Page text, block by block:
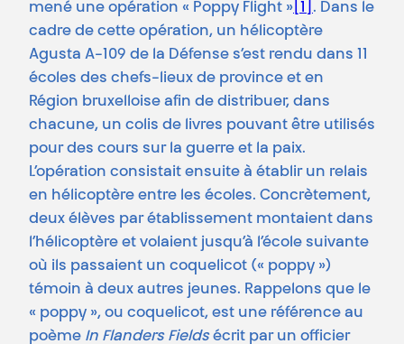
mené une opération « Poppy Flight » [1] . Dans le
cadre de cette opération, un hélicoptère
Agusta A-109 de la Défense s’est rendu dans 11
écoles des chefs-lieux de province et en
Région bruxelloise afin de distribuer, dans
chacune, un colis de livres pouvant être utilisés
pour des cours sur la guerre et la paix.
L’opération consistait ensuite à établir un relais
en hélicoptère entre les écoles. Concrètement,
deux élèves par établissement montaient dans
l’hélicoptère et volaient jusqu’à l’école suivante
où ils passaient un coquelicot (« poppy »)
témoin à deux autres jeunes. Rappelons que le
« poppy », ou coquelicot, est une référence au
poème In Flanders Fieldsécrit par un officier